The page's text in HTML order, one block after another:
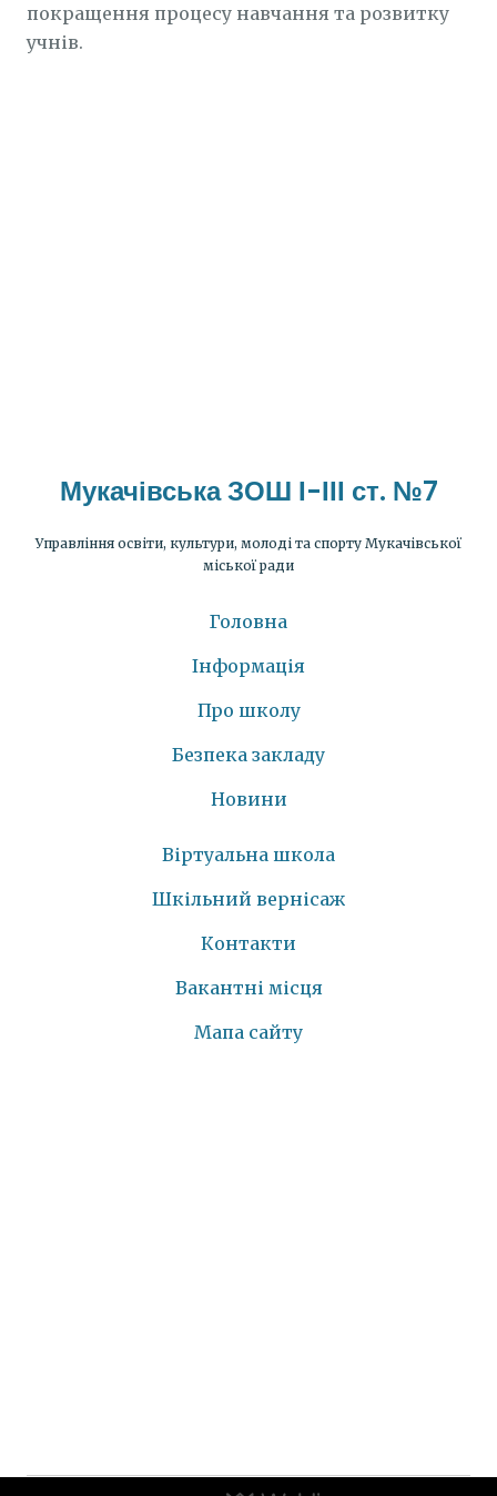
покращення процесу навчання та розвитку
учнів.
Мукачівська ЗОШ І-ІІІ ст. №7
Управління освіти, культури, молоді та спорту Мукачівської
міської ради
Головна
Інформація
Про школу
Безпека закладу
Новини
Віртуальна школа
Шкільний вернісаж
Контакти
Вакантні місця
Мапа сайту